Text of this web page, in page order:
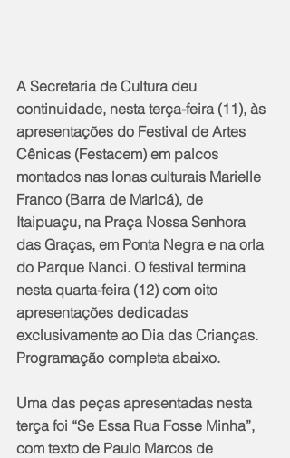
A Secretaria de Cultura deu
continuidade, nesta terça-feira (11), às
apresentações do Festival de Artes
Cênicas (Festacem) em palcos
montados nas lonas culturais Marielle
Franco (Barra de Maricá), de
Itaipuaçu, na Praça Nossa Senhora
das Graças, em Ponta Negra e na orla
do Parque Nanci. O festival termina
nesta quarta-feira (12) com oito
apresentações dedicadas
exclusivamente ao Dia das Crianças.
Programação completa abaixo.
Uma das peças apresentadas nesta
terça foi “Se Essa Rua Fosse Minha”,
com texto de Paulo Marcos de